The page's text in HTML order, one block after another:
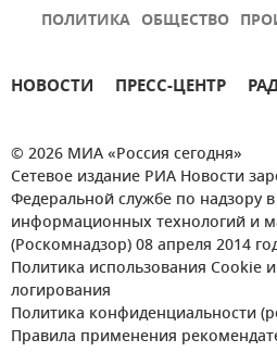
ПОЛИТИКА ОБЩЕСТВО
НОВОСТИ ПРЕСС-ЦЕНТР
© 2026 МИА «Россия сегодня»
Сетевое издание РИА Новости
Федеральной службе по надзору
информационных технологий и
(Роскомнадзор) 08 апреля 2014
Политика использования Cookie
логирования
Политика конфиденциальности
Правила применения